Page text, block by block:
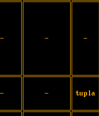
- - -
- - tupla